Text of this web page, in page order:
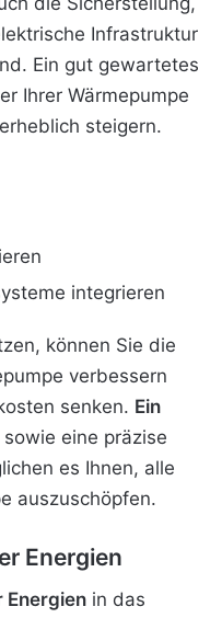
Infrastruktur
Ein gut gewartetes
Ihrer Wärmepumpe
steigern.
integrieren
können Sie die
verbessern
senken. Ein
sowie eine präzise
es Ihnen, alle
auszuschöpfen.
Energien
Energien in das